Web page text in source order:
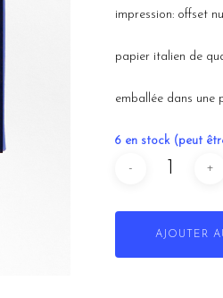
impression: offset
papier italien de
emballée dans
6 en stock (peut
AJOUTER